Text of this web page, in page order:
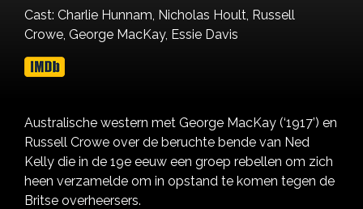
Cast: Charlie Hunnam, Nicholas Hoult, Russell
Crowe, George MacKay, Essie Davis
Australische western met George MacKay (‘1917’) en
Russell Crowe over de beruchte bende van Ned
Kelly die in de 19e eeuw een groep rebellen om zich
heen verzamelde om in opstand te komen tegen de
Britse overheersers.